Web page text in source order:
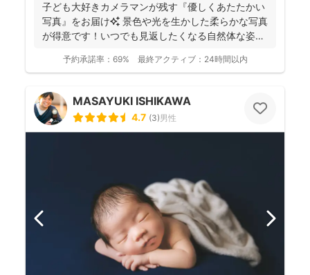
子ども大好きカメラマンが残す『優しくあたたかい
写真』をお届け✨ 景色や光を生かした柔らかな写真
が得意です！いつでも見返したくなる自然体な姿を
予約承諾率： 69% 最終アクティブ： 24時間以内
MASAYUKI ISHIKAWA
4.7 (3)男性